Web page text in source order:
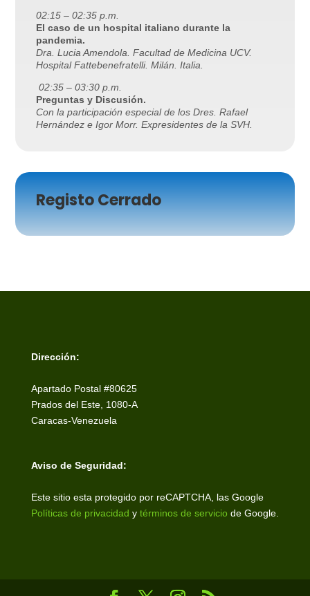
02:15 – 02:35 p.m.
El caso de un hospital italiano durante la
pandemia.
Dra. Lucia Amendola. Facultad de Medicina UCV.
Hospital Fattebenefratelli. Milán. Italia.
02:35 – 03:30 p.m.
Preguntas y Discusión.
Con la participación especial de los Dres. Rafael
Hernández e Igor Morr. Expresidentes de la SVH.
Registo Cerrado
Dirección:
Apartado Postal #80625
Prados del Este, 1080-A
Caracas-Venezuela
Aviso de Seguridad:
Este sitio esta protegido por reCAPTCHA, las Google
Políticas de privacidad y términos de servicio de Google.